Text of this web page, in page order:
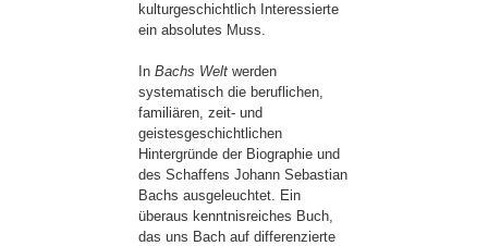
kulturgeschichtlich Interessierte
ein absolutes Muss.
In Bachs Welt werden
systematisch die beruflichen,
familiären, zeit- und
geistesgeschichtlichen
Hintergründe der Biographie und
des Schaffens Johann Sebastian
Bachs ausgeleuchtet. Ein
überaus kenntnisreiches Buch,
das uns Bach auf differenzierte